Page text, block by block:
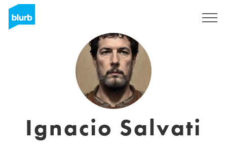
Ignacio Salvati